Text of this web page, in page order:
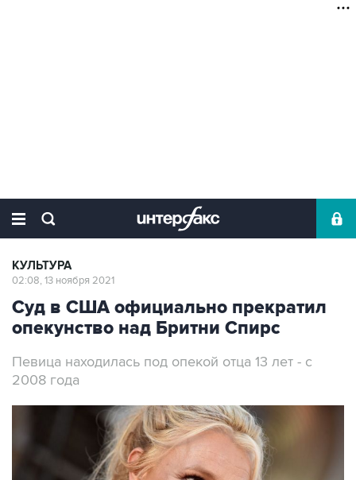
КУЛЬТУРА
02:08, 13 ноября 2021
Суд в США официально прекратил
опекунство над Бритни Спирс
Певица находилась под опекой отца 13 лет - с
2008 года